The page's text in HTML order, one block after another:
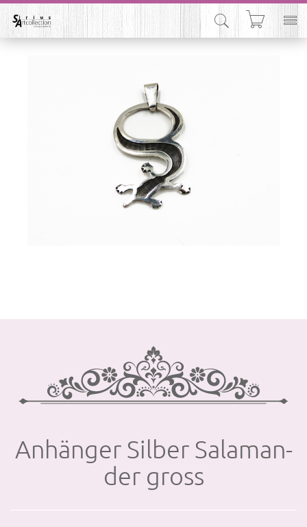



An­hän­ger Sil­ber Sa­la­man­
der gross